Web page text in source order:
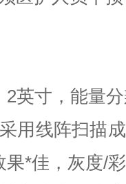
2英寸，能量
用线阵扫描
*佳，灰度/